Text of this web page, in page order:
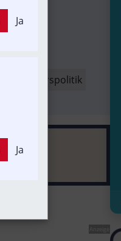
Verkehrspolitik
Anzeige
Ja
Ja